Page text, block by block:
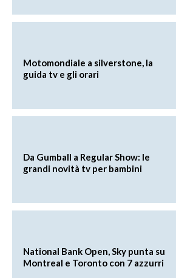
Motomondiale a silverstone, la
guida tv e gli orari
Da Gumball a Regular Show: le
grandi novità tv per bambini
National Bank Open, Sky punta su
Montreal e Toronto con 7 azzurri